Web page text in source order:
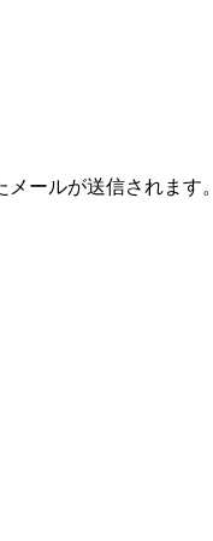
ールが送信されます。